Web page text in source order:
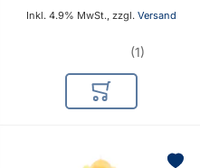
Inkl. 4.9% MwSt., zzgl. Versand
1
In den Warenkorb